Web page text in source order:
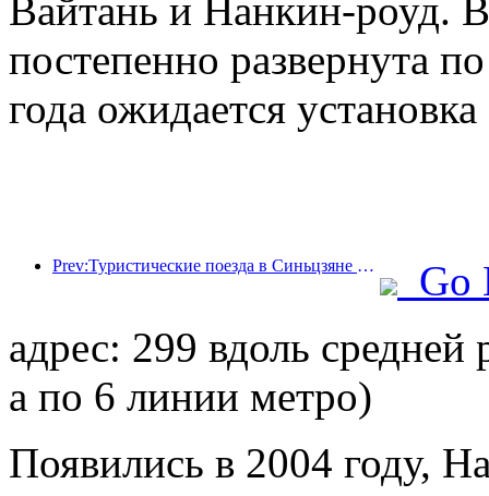
Вайтань и Нанкин-роуд.
постепенно развернута
года ожидается
Prev:Туристические поезда в Синьцзяне процветают, стимулируя культурную и туристическую экономику.
Go
адрес: 299 вдоль
а по 6 линии метро)
Появились в 2004 году,